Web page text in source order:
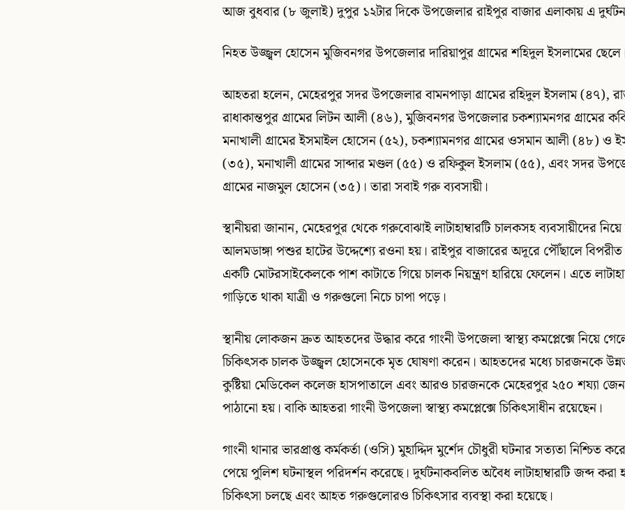
আজ বুধবার (৮ জুলাই) দুপুর ১২টার দিকে উপজেলার রাইপুর বাজার এলাকায় এ
নিহত উজ্জ্বল হোসেন মুজিবনগর উপজেলার দারিয়াপুর গ্রামের শহিদুল ইসলামের
আহতরা হলেন, মেহেরপুর সদর উপজেলার বামনপাড়া গ্রামের রহিদুল ইসলাম (৪৭),
রাধাকান্তপুর গ্রামের লিটন আলী (৪৬), মুজিবনগর উপজেলার চকশ্যামনগর গ্রামের
মনাখালী গ্রামের ইসমাইল হোসেন (৫২), চকশ্যামনগর গ্রামের ওসমান আলী (৪৮) ও
(৩৫), মনাখালী গ্রামের সাব্দার মণ্ডল (৫৫) ও রফিকুল ইসলাম (৫৫), এবং সদর
গ্রামের নাজমুল হোসেন (৩৫)। তারা সবাই গরু ব্যবসায়ী।
স্থানীয়রা জানান, মেহেরপুর থেকে গরুবোঝাই লাটাহাম্বারটি চালকসহ ব্যবসায়ীদের নিয়ে
আলমডাঙ্গা পশুর হাটের উদ্দেশ্যে রওনা হয়। রাইপুর বাজারের অদূরে পৌঁছালে
একটি মোটরসাইকেলকে পাশ কাটাতে গিয়ে চালক নিয়ন্ত্রণ হারিয়ে ফেলেন। এতে
গাড়িতে থাকা যাত্রী ও গরুগুলো নিচে চাপা পড়ে।
স্থানীয় লোকজন দ্রুত আহতদের উদ্ধার করে গাংনী উপজেলা স্বাস্থ্য কমপ্লেক্সে নিয়ে
চিকিৎসক চালক উজ্জ্বল হোসেনকে মৃত ঘোষণা করেন। আহতদের মধ্যে চারজনকে
কুষ্টিয়া মেডিকেল কলেজ হাসপাতালে এবং আরও চারজনকে মেহেরপুর ২৫০ শয্যা
পাঠানো হয়। বাকি আহতরা গাংনী উপজেলা স্বাস্থ্য কমপ্লেক্সে চিকিৎসাধীন রয়েছেন।
গাংনী থানার ভারপ্রাপ্ত কর্মকর্তা (ওসি) মুহাদ্দিদ মুর্শেদ চৌধুরী ঘটনার সত্যতা নিশ্চিত
পেয়ে পুলিশ ঘটনাস্থল পরিদর্শন করেছে। দুর্ঘটনাকবলিত অবৈধ লাটাহাম্বারটি জব্দ
চিকিৎসা চলছে এবং আহত গরুগুলোরও চিকিৎসার ব্যবস্থা করা হয়েছে।